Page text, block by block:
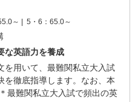
～ | 5・6：65.0～
な英語力を養成
を用いて、最難関私立大入試
を徹底指導します。なお、本
最難関私立大入試で頻出の英